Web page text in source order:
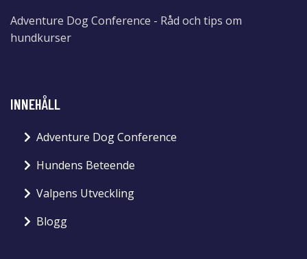
Adventure Dog Conference - Råd och tips om
hundkurser
INNEHÅLL
Adventure Dog Conference
Hundens Beteende
Valpens Utveckling
Blogg